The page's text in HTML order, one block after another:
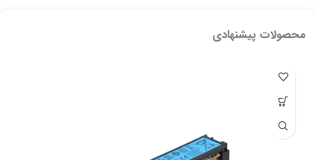
محصولات پیشنهادی